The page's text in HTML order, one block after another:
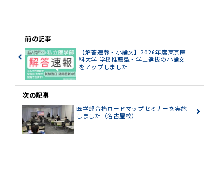
前の記事
【解答速報・小論文】2026年度東京医
科大学 学校推薦型・学士選抜の小論文
をアップしました
次の記事
医学部合格ロードマップセミナーを実施
しました（名古屋校）